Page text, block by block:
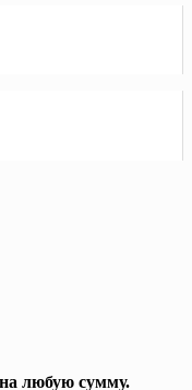
любую сумму.